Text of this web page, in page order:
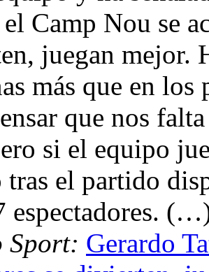
Camp Nou se
juegan mejor.
más que en
que nos
si el equipo
el partido
espectadores.
Sport: Gerardo